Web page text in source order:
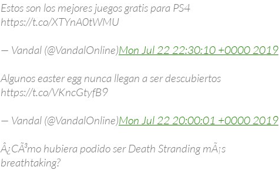
Estos son los mejores juegos gratis para PS4
https://t.co/XTYnA0tWMU
— Vandal (@VandalOnline)Mon Jul 22 22:30:10 +0000 2019
Algunos easter egg nunca llegan a ser descubiertos
https://t.co/VKncGtyfB9
— Vandal (@VandalOnline)Mon Jul 22 20:00:01 +0000 2019
Â¿CÃ³mo hubiera podido ser Death Stranding mÃ¡s
breathtaking?